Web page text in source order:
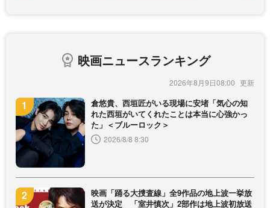
映画ニュースランキング
2026年8月9日08:00
倉悠貴、西垣匠がいる現場に安堵「気心の知
れた西垣がいてくれたことは本当に心強かっ
た」＜ブルーロック＞
2026/8/8 8:30
映画「踊る大捜査線」全9作品の地上波一挙放
送が決定 「室井慎次」2部作は地上波初放送